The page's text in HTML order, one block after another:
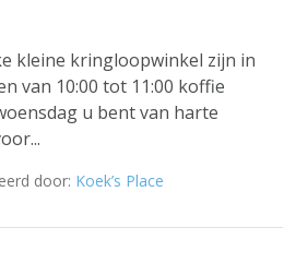
kleine kringloopwinkel zijn in
van 10:00 tot 11:00 koffie
u bent van harte
door: Koek’s Place